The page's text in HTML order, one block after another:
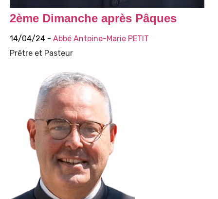
2ème Dimanche après Pâques
14/04/24 - Abbé Antoine-Marie PETIT
Prêtre et Pasteur